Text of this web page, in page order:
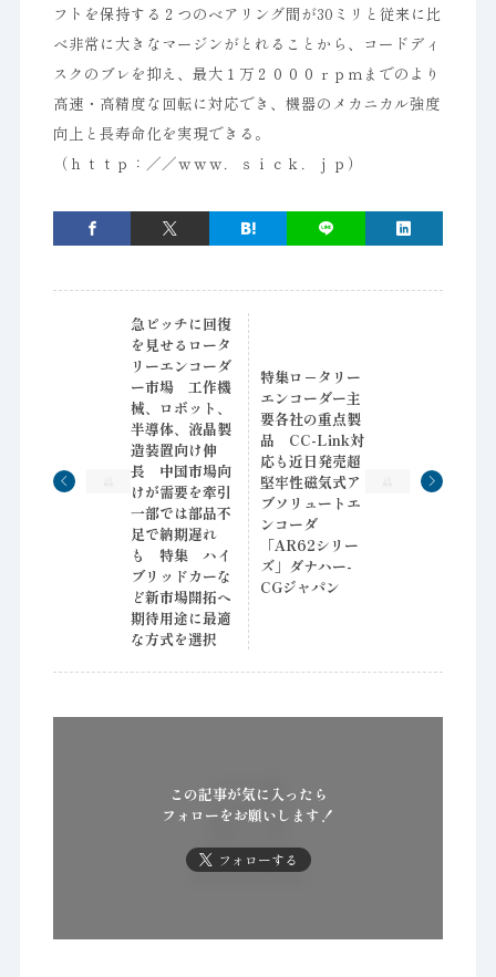
フトを保持する２つのベアリング間が30ミリと従来に比
べ非常に大きなマージンがとれることから、コードディ
スクのブレを抑え、最大１万２０００ｒｐｍまでのより
高速・高精度な回転に対応でき、機器のメカニカル強度
向上と長寿命化を実現できる。
（ｈｔｔｐ：／／ｗｗｗ．ｓｉｃｋ．ｊｐ）
急ピッチに回復
を見せるロータ
リーエンコーダ
ー市場 工作機
械、ロボット、
半導体、液晶製
造装置向け伸
長 中国市場向
けが需要を牽引
一部では部品不
足で納期遅れ
も 特集 ハイ
ブリッドカーな
ど新市場開拓へ
期待用途に最適
な方式を選択
特集ロ－タリー
エンコーダー主
要各社の重点製
品 CC-Link対
応も近日発売超
堅牢性磁気式ア
ブソリュートエ
ンコーダ
「AR62シリー
ズ」ダナハー-
CGジャパン
この記事が気に入ったら
フォローをお願いします！
フォローする